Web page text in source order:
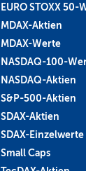
EURO STOXX 50-
MDAX-Aktien
MDAX-Werte
NASDAQ-100-
NASDAQ-Aktien
S&P-500-Aktien
SDAX-Aktien
SDAX-Einzelwerte
Small Caps